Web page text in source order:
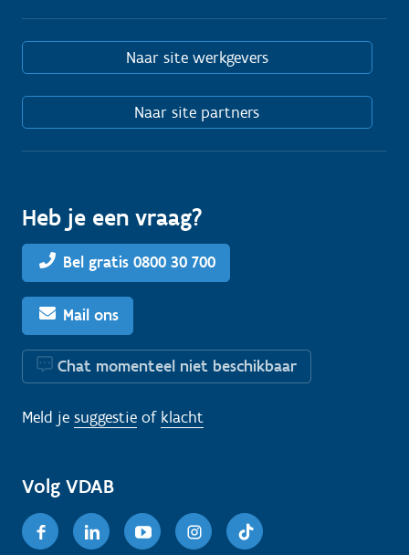
Naar site werkgevers
Naar site partners
Heb je een vraag?
Bel gratis 0800 30 700
Mail ons
Chat momenteel niet beschikbaar
Meld je suggestie of klacht
Volg VDAB
FacebookLinkedinYoutubeInstagram